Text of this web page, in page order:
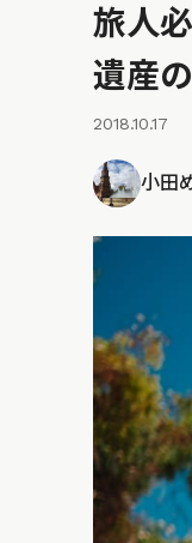
旅人
遺産の
2018.10.17
小田